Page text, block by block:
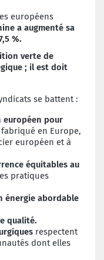
européens
a augmenté sa
%.
verte de
; il est doit
se battent :
européen pour
en Europe,
européen et à
équitables au
pratiques
énergie abordable
qualité.
respectent
dont elles